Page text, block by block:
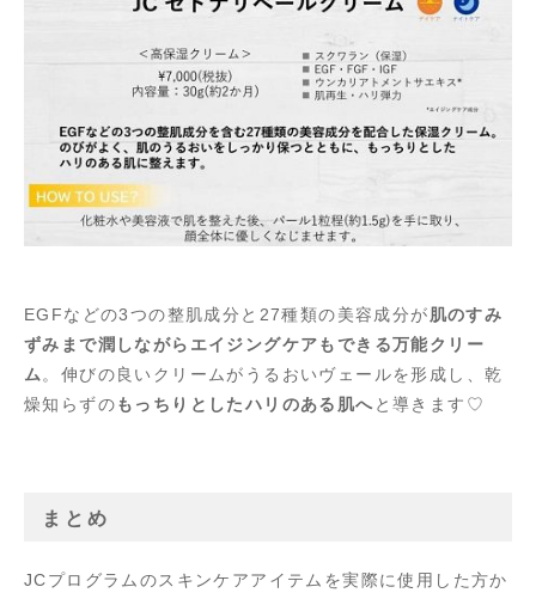
EGFなどの3つの整肌成分と27種類の美容成分が肌のすみ
ずみまで潤しながらエイジングケアもできる万能クリー
ム。伸びの良いクリームがうるおいヴェールを形成し、乾
燥知らずのもっちりとしたハリのある肌へ と導きます♡
まとめ
JCプログラムのスキンケアアイテムを実際に使用した方か